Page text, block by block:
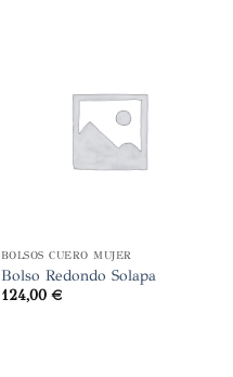
BOLSOS CUERO MUJER
Bolso Redondo Solapa
124,00 €